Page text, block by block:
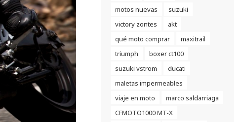
motos nuevas
suzuki
victory zontes
akt
qué moto comprar
maxitrail
triumph
boxer ct100
suzuki vstrom
ducati
maletas impermeables
viaje en moto
marco saldarriaga
CFMOTO1000 MT-X